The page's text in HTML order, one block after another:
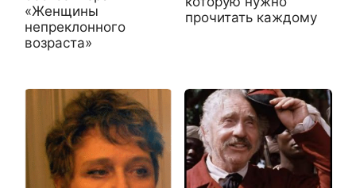
«Женщины
непреклонного
возраста»
прочитать каждому